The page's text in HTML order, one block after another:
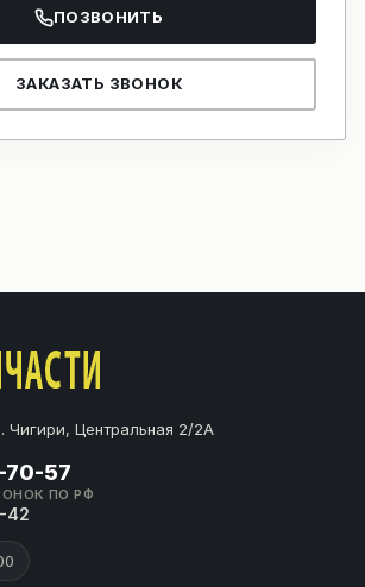
ПОЗВОНИТЬ
ЗАКАЗАТЬ ЗВОНОК
Чигири, Центральная 2/2А
70-57
ПО РФ
42